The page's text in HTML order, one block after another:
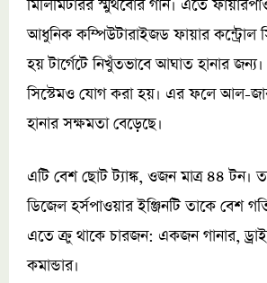
মিলিমিটারর স্মুথবোর গান। এতে
আধুনিক কম্পিউটারাইজড ফায়ার কন্ট্রোল
হয় টার্গেটে নিখুঁতভাবে আঘাত হানার জন্য।
সিস্টেমও যোগ করা হয়। এর ফলে আল-
হানার সক্ষমতা বেড়েছে।
এটি বেশ ছোট ট্যাঙ্ক, ওজন মাত্র ৪৪
ডিজেল হর্সপাওয়ার ইঞ্জিনটি তাকে বেশ
এতে ক্রু থাকে চারজন: একজন গানার,
কমান্ডার।